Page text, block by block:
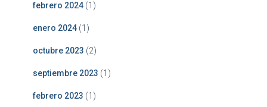
febrero 2024 (1)
enero 2024 (1)
octubre 2023 (2)
septiembre 2023 (1)
febrero 2023 (1)